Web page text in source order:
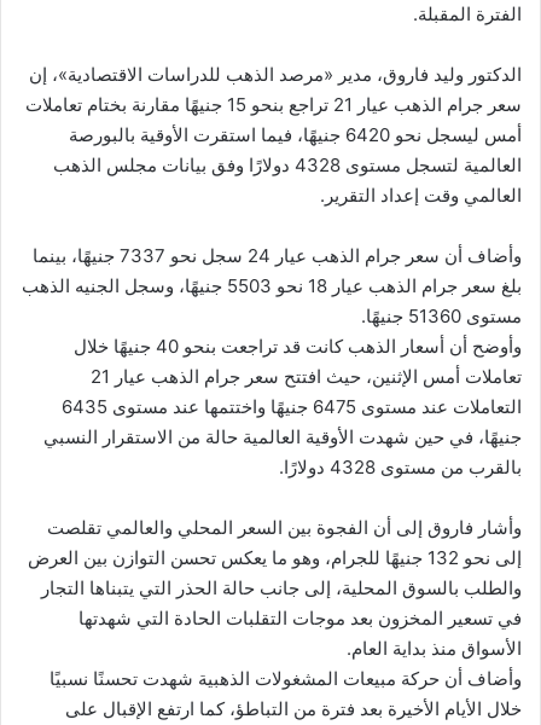
الفترة المقبلة.
الدكتور وليد فاروق، مدير «مرصد الذهب للدراسات الاقتصادية»، إن
سعر جرام الذهب عيار 21 تراجع بنحو 15 جنيهًا مقارنة بختام تعاملات
أمس ليسجل نحو 6420 جنيهًا، فيما استقرت الأوقية بالبورصة
العالمية لتسجل مستوى 4328 دولارًا وفق بيانات مجلس الذهب
العالمي وقت إعداد التقرير.
وأضاف أن سعر جرام الذهب عيار 24 سجل نحو 7337 جنيهًا، بينما
بلغ سعر جرام الذهب عيار 18 نحو 5503 جنيهًا، وسجل الجنيه الذهب
مستوى 51360 جنيهًا.
وأوضح أن أسعار الذهب كانت قد تراجعت بنحو 40 جنيهًا خلال
تعاملات أمس الإثنين، حيث افتتح سعر جرام الذهب عيار 21
التعاملات عند مستوى 6475 جنيهًا واختتمها عند مستوى 6435
جنيهًا، في حين شهدت الأوقية العالمية حالة من الاستقرار النسبي
بالقرب من مستوى 4328 دولارًا.
وأشار فاروق إلى أن الفجوة بين السعر المحلي والعالمي تقلصت
إلى نحو 132 جنيهًا للجرام، وهو ما يعكس تحسن التوازن بين العرض
والطلب بالسوق المحلية، إلى جانب حالة الحذر التي يتبناها التجار
في تسعير المخزون بعد موجات التقلبات الحادة التي شهدتها
الأسواق منذ بداية العام.
وأضاف أن حركة مبيعات المشغولات الذهبية شهدت تحسنًا نسبيًا
خلال الأيام الأخيرة بعد فترة من التباطؤ، كما ارتفع الإقبال على